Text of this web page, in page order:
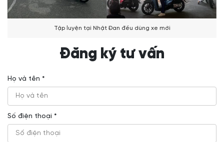
Tập luyện tại Nhật Đan đều dùng xe mới
Đăng ký tư vấn
Họ và tên *
Số điện thoại *